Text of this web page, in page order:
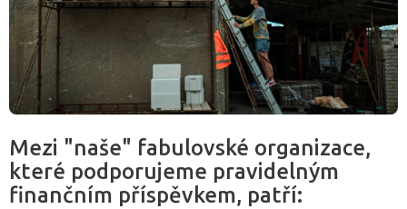
Mezi "naše" fabulovské organizace,
které podporujeme pravidelným
finančním příspěvkem, patří: